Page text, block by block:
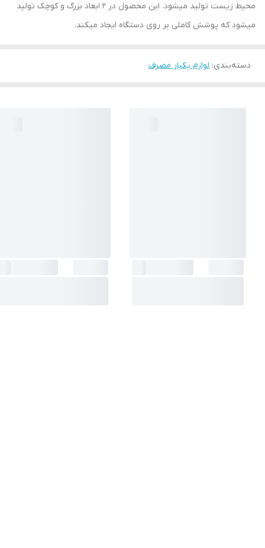
محیط زیست تولید میشود. این محصول در 2 ابعاد بزرگ و کوچک تولید
میشود که پوشش کاملی بر روی دستگاه ایجاد میکند.
دسته‌بندی: لوازم یکبار مصرف